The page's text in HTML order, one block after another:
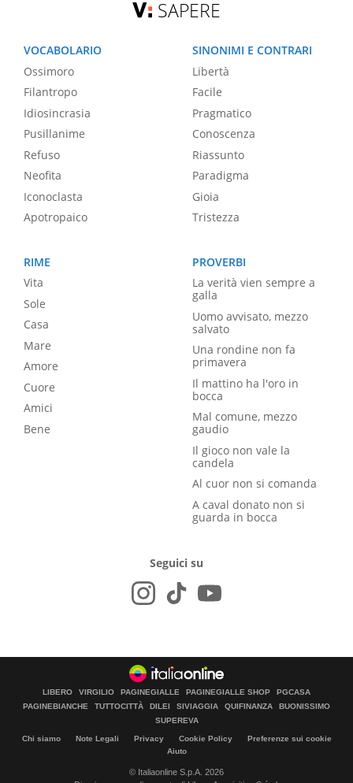
SAPERE
VOCABOLARIO
Ossimoro
Filantropo
Idiosincrasia
Pusillanime
Refuso
Neofita
Iconoclasta
Apotropaico
SINONIMI E CONTRARI
Libertà
Facile
Pragmatico
Conoscenza
Riassunto
Paradigma
Gioia
Tristezza
RIME
Vita
Sole
Casa
Mare
Amore
Cuore
Amici
Bene
PROVERBI
La verità vien sempre a
galla
Uomo avvisato, mezzo
salvato
Una rondine non fa
primavera
Il mattino ha l'oro in
bocca
Mal comune, mezzo
gaudio
Il gioco non vale la
candela
Al cuor non si comanda
A caval donato non si
guarda in bocca
Seguici su
LIBERO VIRGILIO PAGINEGIALLE PAGINEGIALLE SHOP
PGCASA
PAGINEBIANCHE
TUTTOCITTÀ DILEI SIVIAGGIA QUIFINANZA
BUONISSIMO
SUPEREVA
Chi siamo Note Legali Privacy Cookie Policy
Preferenze sui cookie
Aiuto
© Italiaonline S.p.A. 2026